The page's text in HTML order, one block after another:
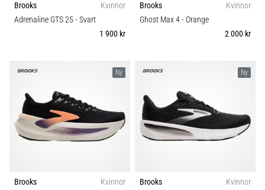
Brooks
Kvinnor
Adrenaline GTS 25- Svart
1 900 kr
Brooks
Kvinnor
Ghost Max 4- Orange
2 000 kr
Ny
Brooks
Kvinnor
Ny
Brooks
Kvinnor